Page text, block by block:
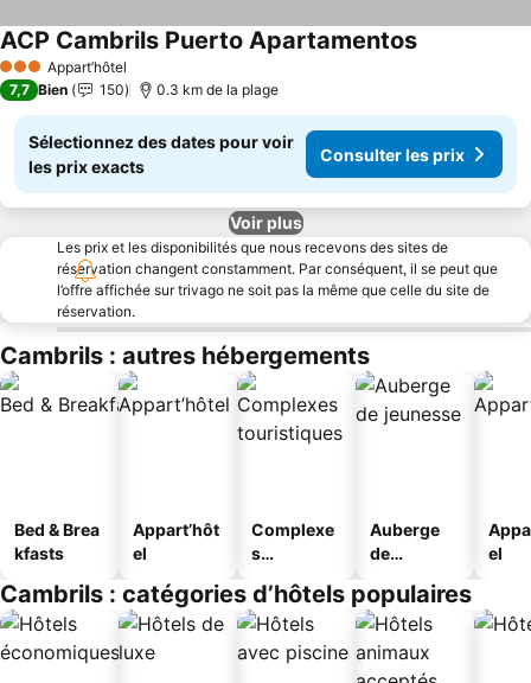
3 ÉtoilesAppart’hôtel
ACP Cambrils Puerto ApartamentosConsulter
7,7 Bien 150 0.3 km de la plage
Sélectionnez des dates pour voir
les prix exacts
Consulter les prix
Voir plus
Les prix et les disponibilités que nous recevons des sites de
réservation changent constamment. Par conséquent, il se peut que
l’offre affichée sur trivago ne soit pas la même que celle du site de
réservation.
Cambrils : autres hébergements
Bed & Brea
kfasts
Appart’hôt
el
Complexe
s
s
Auberge
de
el
Cambrils : catégories d’hôtels populaires